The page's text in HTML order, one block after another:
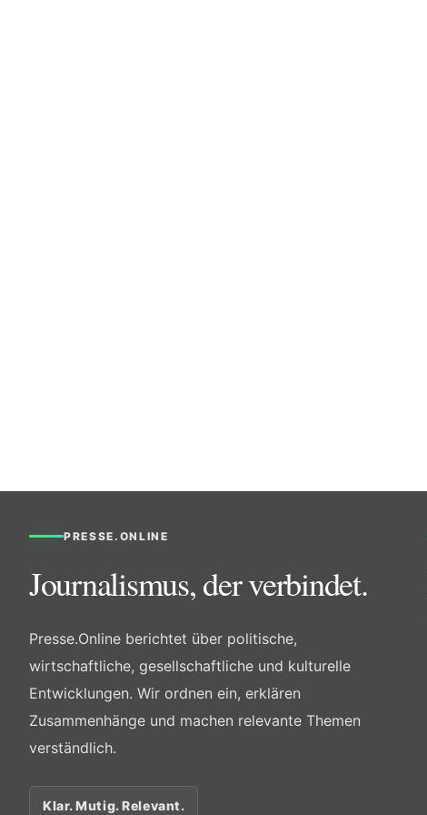
PRESSE.ONLINE
Journalismus, der verbindet.
Presse.Online berichtet über politische,
wirtschaftliche, gesellschaftliche und kulturelle
Entwicklungen. Wir ordnen ein, erklären
Zusammenhänge und machen relevante Themen
verständlich.
Klar. Mutig. Relevant.